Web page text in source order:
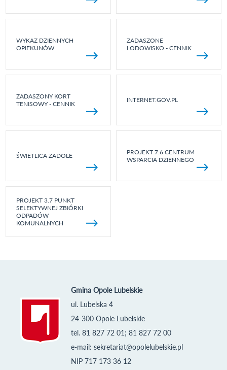
WYKAZ DZIENNYCH
OPIEKUNÓW
ZADASZONE
LODOWISKO - CENNIK
ZADASZONY KORT
TENISOWY - CENNIK
INTERNET.GOV.PL
ŚWIETLICA ZADOLE
PROJEKT 7.6 CENTRUM
WSPARCIA DZIENNEGO
PROJEKT 3.7 PUNKT
SELEKTYWNEJ ZBIÓRKI
ODPADÓW
KOMUNALNYCH
Gmina Opole Lubelskie
ul. Lubelska 4
24-300 Opole Lubelskie
tel. 81 827 72 01; 81 827 72 00
e-mail: sekretariat@opolelubelskie.pl
NIP 717 173 36 12